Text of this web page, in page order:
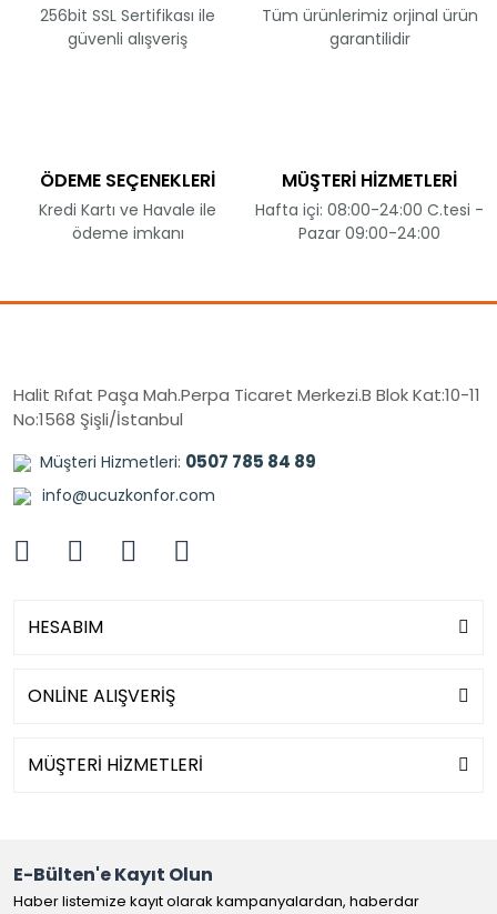
256bit SSL Sertifikası ile
güvenli alışveriş
Tüm ürünlerimiz orjinal ürün
garantilidir
ÖDEME SEÇENEKLERİ
Kredi Kartı ve Havale ile
ödeme imkanı
MÜŞTERİ HİZMETLERİ
Hafta içi: 08:00-24:00 C.tesi -
Pazar 09:00-24:00
Halit Rıfat Paşa Mah.Perpa Ticaret Merkezi.B Blok Kat:10-11
No:1568 Şişli/İstanbul
Müşteri Hizmetleri: 0507 785 84 89
info@ucuzkonfor.com
HESABIM
ONLİNE ALIŞVERİŞ
MÜŞTERİ HİZMETLERİ
E-Bülten'e Kayıt Olun
Haber listemize kayıt olarak kampanyalardan, haberdar